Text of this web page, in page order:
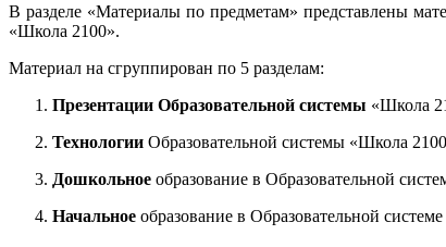
В разделе «Материалы по предметам» представлены
«Школа 2100».
Материал на сгруппирован по 5 разделам:
Презентации Образовательной системы «Школа
Технологии Образовательной системы «Школа
Дошкольное образование в Образовательной
Начальное образование в Образовательной